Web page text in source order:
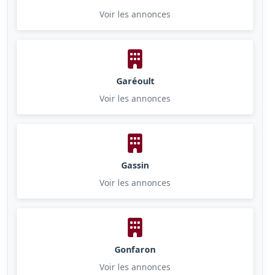
Voir les annonces
Garéoult
Voir les annonces
Gassin
Voir les annonces
Gonfaron
Voir les annonces